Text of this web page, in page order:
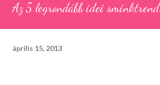
Az 5 legrondább idei sminktrend
április 15, 2013